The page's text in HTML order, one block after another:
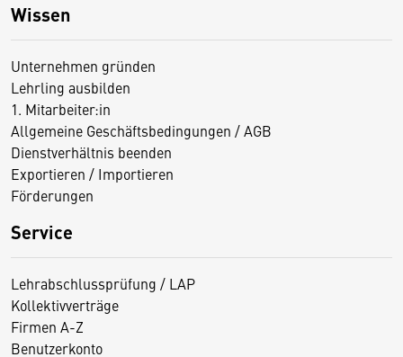
Wissen
Unternehmen gründen
Lehrling ausbilden
1. Mitarbeiter:in
Allgemeine Geschäftsbedingungen / AGB
Dienstverhältnis beenden
Exportieren / Importieren
Förderungen
Service
Lehrabschlussprüfung / LAP
Kollektivverträge
Firmen A-Z
Benutzerkonto